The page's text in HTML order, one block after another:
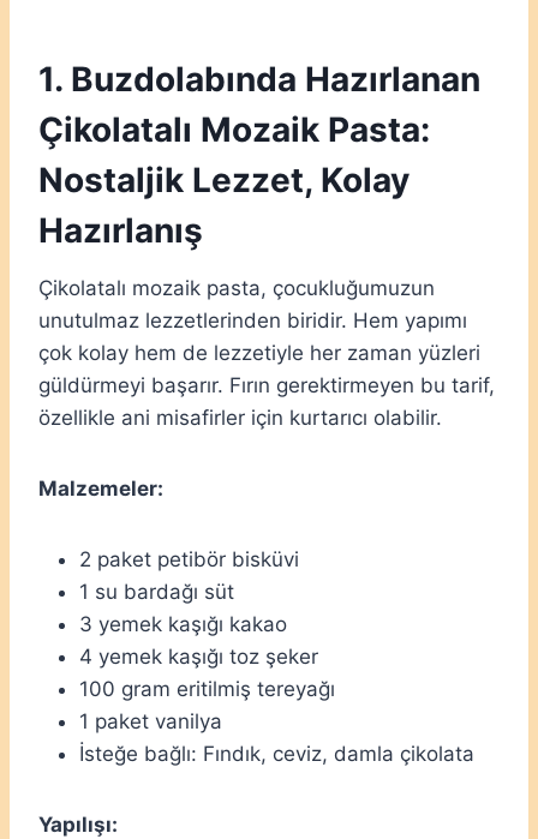
1. Buzdolabında Hazırlanan
Çikolatalı Mozaik Pasta:
Nostaljik Lezzet, Kolay
Hazırlanış
Çikolatalı mozaik pasta, çocukluğumuzun
unutulmaz lezzetlerinden biridir. Hem yapımı
çok kolay hem de lezzetiyle her zaman yüzleri
güldürmeyi başarır. Fırın gerektirmeyen bu tarif,
özellikle ani misafirler için kurtarıcı olabilir.
Malzemeler:
2 paket petibör bisküvi
1 su bardağı süt
3 yemek kaşığı kakao
4 yemek kaşığı toz şeker
100 gram eritilmiş tereyağı
1 paket vanilya
İsteğe bağlı: Fındık, ceviz, damla çikolata
Yapılışı: